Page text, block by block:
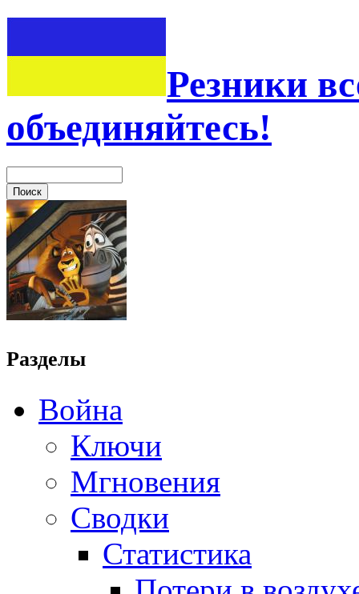
Резники
объединяйтесь!
Разделы
Война
Ключи
Мгновения
Сводки
Статистика